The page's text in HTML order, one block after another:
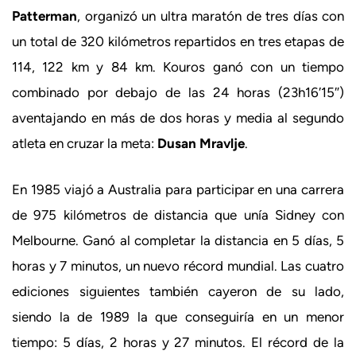
Patterman, organizó un ultra maratón de tres días con
un total de 320 kilómetros repartidos en tres etapas de
114, 122 km y 84 km. Kouros ganó con un tiempo
combinado por debajo de las 24 horas (23h16′15″)
aventajando en más de dos horas y media al segundo
atleta en cruzar la meta: Dusan Mravlje.
En 1985 viajó a Australia para participar en una carrera
de 975 kilómetros de distancia que unía Sidney con
Melbourne. Ganó al completar la distancia en 5 días, 5
horas y 7 minutos, un nuevo récord mundial. Las cuatro
ediciones siguientes también cayeron de su lado,
siendo la de 1989 la que conseguiría en un menor
tiempo: 5 días, 2 horas y 27 minutos. El récord de la